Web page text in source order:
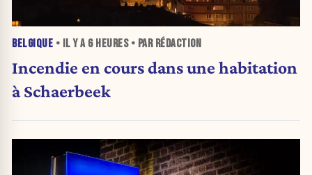
BELGIQUE • IL Y A 6 HEURES• PAR RÉDACTION
Incendie en cours dans une habitation
à Schaerbeek